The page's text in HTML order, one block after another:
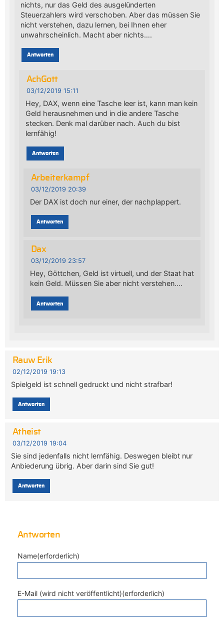
nichts, nur das Geld des ausgelünderten
Steuerzahlers wird verschoben. Aber das müssen Sie
nicht verstehen, dazu lernen, bei Ihnen eher
unwahrscheinlich. Macht aber nichts….
Antworten
AchGott
03/12/2019 15:11
Hey, DAX, wenn eine Tasche leer ist, kann man kein
Geld herausnehmen und in die andere Tasche
stecken. Denk mal darüber nach. Auch du bist
lernfähig!
Antworten
Arbeiterkampf
03/12/2019 20:39
Der DAX ist doch nur einer, der nachplappert.
Antworten
Dax
03/12/2019 23:57
Hey, Göttchen, Geld ist virtuell, und der Staat hat
kein Geld. Müssen Sie aber nicht verstehen….
Antworten
Rauw Erik
02/12/2019 19:13
Spielgeld ist schnell gedruckt und nicht strafbar!
Antworten
Atheist
03/12/2019 19:04
Sie sind jedenfalls nicht lernfähig. Deswegen bleibt nur
Anbiederung übrig. Aber darin sind Sie gut!
Antworten
Antworten
Name(erforderlich)
E-Mail (wird nicht veröffentlicht)(erforderlich)